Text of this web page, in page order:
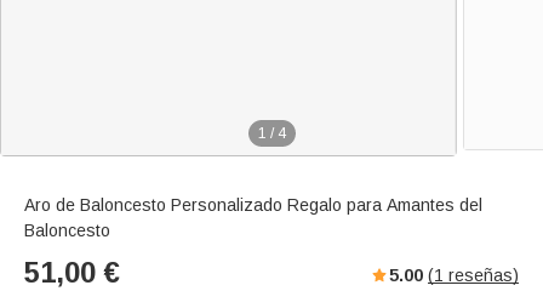
1 / 4
Aro de Baloncesto Personalizado Regalo para Amantes del
Baloncesto
51,00 € 5.00 (1 reseñas)